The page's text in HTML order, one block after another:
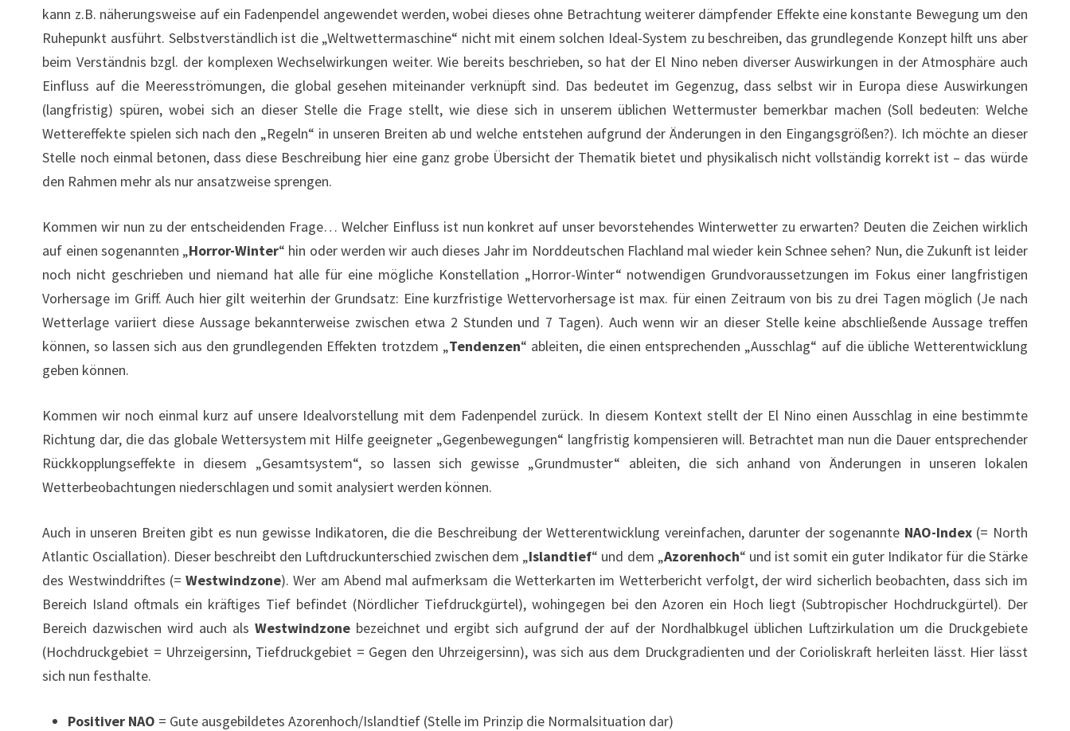
kann z.B. näherungsweise auf ein Fadenpendel angewendet werden, wobei dieses ohne Betrachtung weiterer dämpfender Effekte eine konstante Bewegung um den
Ruhepunkt ausführt. Selbstverständlich ist die „Weltwettermaschine“ nicht mit einem solchen Ideal-System zu beschreiben, das grundlegende Konzept hilft uns aber
beim Verständnis bzgl. der komplexen Wechselwirkungen weiter. Wie bereits beschrieben, so hat der El Nino neben diverser Auswirkungen in der Atmosphäre auch
Einfluss auf die Meeresströmungen, die global gesehen miteinander verknüpft sind. Das bedeutet im Gegenzug, dass selbst wir in Europa diese Auswirkungen
(langfristig) spüren, wobei sich an dieser Stelle die Frage stellt, wie diese sich in unserem üblichen Wettermuster bemerkbar machen (Soll bedeuten: Welche
Wettereffekte spielen sich nach den „Regeln“ in unseren Breiten ab und welche entstehen aufgrund der Änderungen in den Eingangsgrößen?). Ich möchte an dieser
Stelle noch einmal betonen, dass diese Beschreibung hier eine ganz grobe Übersicht der Thematik bietet und physikalisch nicht vollständig korrekt ist – das würde
den Rahmen mehr als nur ansatzweise sprengen.
Kommen wir nun zu der entscheidenden Frage… Welcher Einfluss ist nun konkret auf unser bevorstehendes Winterwetter zu erwarten? Deuten die Zeichen wirklich
auf einen sogenannten „Horror-Winter“ hin oder werden wir auch dieses Jahr im Norddeutschen Flachland mal wieder kein Schnee sehen? Nun, die Zukunft ist leider
noch nicht geschrieben und niemand hat alle für eine mögliche Konstellation „Horror-Winter“ notwendigen Grundvoraussetzungen im Fokus einer langfristigen
Vorhersage im Griff. Auch hier gilt weiterhin der Grundsatz: Eine kurzfristige Wettervorhersage ist max. für einen Zeitraum von bis zu drei Tagen möglich (Je nach
Wetterlage variiert diese Aussage bekannterweise zwischen etwa 2 Stunden und 7 Tagen). Auch wenn wir an dieser Stelle keine abschließende Aussage treffen
können, so lassen sich aus den grundlegenden Effekten trotzdem „Tendenzen“ ableiten, die einen entsprechenden „Ausschlag“ auf die übliche Wetterentwicklung
geben können.
Kommen wir noch einmal kurz auf unsere Idealvorstellung mit dem Fadenpendel zurück. In diesem Kontext stellt der El Nino einen Ausschlag in eine bestimmte
Richtung dar, die das globale Wettersystem mit Hilfe geeigneter „Gegenbewegungen“ langfristig kompensieren will. Betrachtet man nun die Dauer entsprechender
Rückkopplungseffekte in diesem „Gesamtsystem“, so lassen sich gewisse „Grundmuster“ ableiten, die sich anhand von Änderungen in unseren lokalen
Wetterbeobachtungen niederschlagen und somit analysiert werden können.
Auch in unseren Breiten gibt es nun gewisse Indikatoren, die die Beschreibung der Wetterentwicklung vereinfachen, darunter der sogenannte NAO-Index(= North
Atlantic Osciallation). Dieser beschreibt den Luftdruckunterschied zwischen dem „Islandtief“ und dem „Azorenhoch“ und ist somit ein guter Indikator für die Stärke
des Westwinddriftes (=Westwindzone). Wer am Abend mal aufmerksam die Wetterkarten im Wetterbericht verfolgt, der wird sicherlich beobachten, dass sich im
Bereich Island oftmals ein kräftiges Tief befindet (Nördlicher Tiefdruckgürtel), wohingegen bei den Azoren ein Hoch liegt (Subtropischer Hochdruckgürtel). Der
Bereich dazwischen wird auch alsWestwindzone bezeichnet und ergibt sich aufgrund der auf der Nordhalbkugel üblichen Luftzirkulation um die Druckgebiete
(Hochdruckgebiet = Uhrzeigersinn, Tiefdruckgebiet = Gegen den Uhrzeigersinn), was sich aus dem Druckgradienten und der Corioliskraft herleiten lässt. Hier lässt
sich nun festhalte.
Positiver NAO = Gute ausgebildetes Azorenhoch/Islandtief (Stelle im Prinzip die Normalsituation dar)